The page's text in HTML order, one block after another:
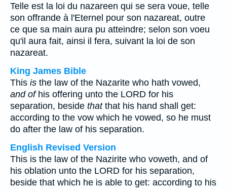
Telle est la loi du nazareen qui se sera voue, telle
son offrande à l'Eternel pour son nazareat, outre
ce que sa main aura pu atteindre; selon son voeu
qu'il aura fait, ainsi il fera, suivant la loi de son
nazareat.
King James Bible
This is the law of the Nazarite who hath vowed,
and ofhis offering unto the LORD for his
separation, beside thatthat his hand shall get:
according to the vow which he vowed, so he must
do after the law of his separation.
English Revised Version
This is the law of the Nazirite who voweth, and of
his oblation unto the LORD for his separation,
beside that which he is able to get: according to his